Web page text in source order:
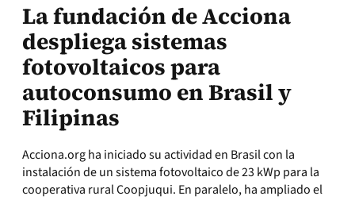
La fundación de Acciona
despliega sistemas
fotovoltaicos para
autoconsumo en Brasil y
Filipinas
Acciona.org ha iniciado su actividad en Brasil con la
instalación de un sistema fotovoltaico de 23 kWp para la
cooperativa rural Coopjuqui. En paralelo, ha ampliado el